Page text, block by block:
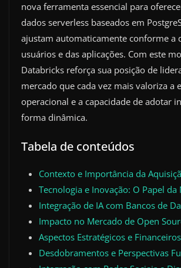
nova ferramenta essencial para
dados serverless baseados em
ajustam automaticamente conforme a
usuários e das aplicações. Com este
Databricks reforça sua posição de
mercado que cada vez mais valoriza a
operacional e a capacidade de adotar
forma dinâmica.
Tabela de conteúdos
Contexto e Importância da
Tecnologia e Inovação: O Papel da
Integração de IA com Bancos de
Impacto no Mercado de Open
Aspectos Estratégicos e Financeiros
Desdobramentos e Perspectivas